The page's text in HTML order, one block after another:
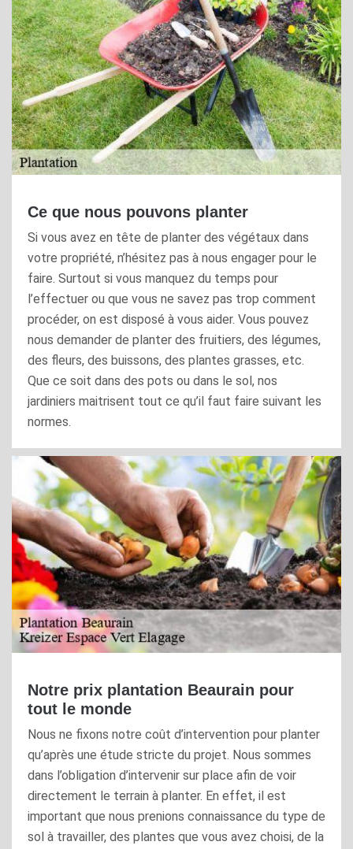
Ce que nous pouvons planter
Si vous avez en tête de planter des végétaux dans
votre propriété, n’hésitez pas à nous engager pour le
faire. Surtout si vous manquez du temps pour
l’effectuer ou que vous ne savez pas trop comment
procéder, on est disposé à vous aider. Vous pouvez
nous demander de planter des fruitiers, des légumes,
des fleurs, des buissons, des plantes grasses, etc.
Que ce soit dans des pots ou dans le sol, nos
jardiniers maitrisent tout ce qu’il faut faire suivant les
normes.
Notre prix plantation Beaurain pour
tout le monde
Nous ne fixons notre coût d’intervention pour planter
qu’après une étude stricte du projet. Nous sommes
dans l’obligation d’intervenir sur place afin de voir
directement le terrain à planter. En effet, il est
important que nous prenions connaissance du type de
sol à travailler, des plantes que vous avez choisi, de la